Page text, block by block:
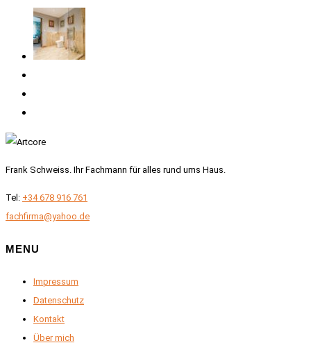
Frank Schweiss. Ihr Fachmann für alles rund ums Haus.
Tel: +34 678 916 761
fachfirma@yahoo.de
MENU
Impressum
Datenschutz
Kontakt
Über mich